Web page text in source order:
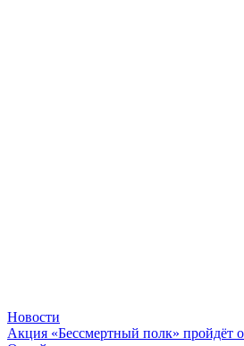
Новости
Акция «Бессмертный полк» пройдёт